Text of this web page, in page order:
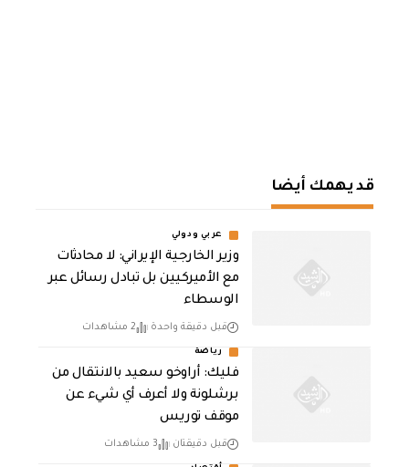
قد يهمك أيضا
عربي ودولي
‏وزير الخارجية الإيراني: لا محادثات
مع الأميركيين بل تبادل رسائل عبر
الوسطاء
قبل دقيقة واحدة 2 مشاهدات
رياضة
فليك: أراوخو سعيد بالانتقال من
برشلونة ولا أعرف أي شيء عن
موقف توريس
قبل دقيقتان 3 مشاهدات